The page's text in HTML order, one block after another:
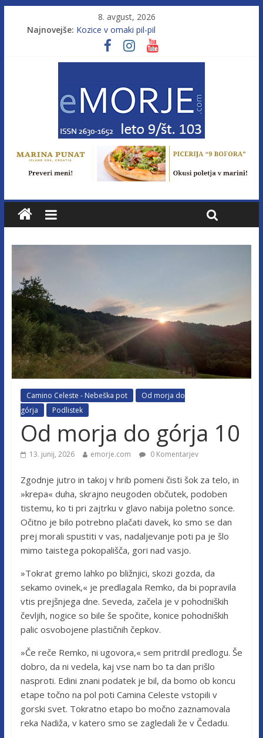
8. avgust, 2026
Najnovejše: Kozice v omaki pil-pil
Leto 9, št. 103; Licenca brez morja
Od morja do gorja 11
Camino Celeste - Nebeška pot
Od morja do
górja
Podlistek
Od morja do górja 10
13. junij, 2026 emorje.com 0 Komentarjev
Zgodnje jutro in takoj v hrib pomeni čisti šok za telo, in
»krepa« duha, skrajno neugoden občutek, podoben
tistemu, ko ti pri zajtrku v glavo nabija poletno sonce.
Očitno je bilo potrebno plačati davek, ko smo se dan
prej morali spustiti v vas, nadaljevanje poti pa je šlo
mimo taistega pokopališča, gori nad vasjo.
»Tokrat gremo lahko po bližnjici, skozi gozda, da
sekamo ovinek,« je predlagala Remko, da bi popravila
vtis prejšnjega dne. Seveda, začela je v pohodniških
čevljih, nogice so bile še spočite, konice pohodniških
palic osvobojene plastičnih čepkov.
»Če reče Remko, ni ugovora,« sem pritrdil predlogu. Še
dobro, da ni vedela, kaj vse nam bo ta dan prišlo
nasproti. Edini znani podatek je bil, da bomo ob koncu
etape točno na pol poti Camina Celeste vstopili v
gorski svet. Tokratno etapo bo močno zaznamovala
reka Nadiža, v katero smo se zagledali že v Čedadu.